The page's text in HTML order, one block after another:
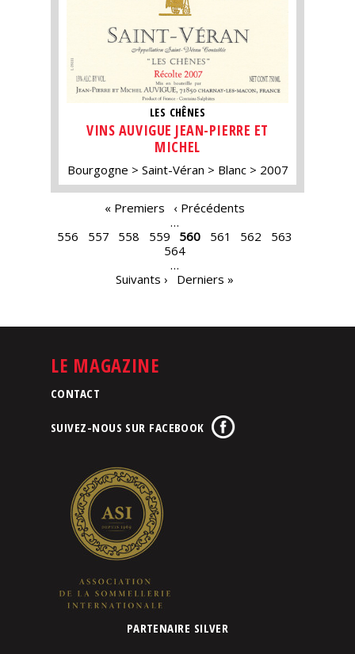
LES CHÊNES
VINS AUVIGUE JEAN-PIERRE ET
MICHEL
Bourgogne Saint-Véran Blanc 2007
« Premiers
‹ Précédents
…
556
557 558 559 560 561 562
563
564
…
Suivants ›
Derniers »
LE MAGAZINE
CONTACT
SUIVEZ-NOUS SUR FACEBOOK
PARTENAIRE SILVER